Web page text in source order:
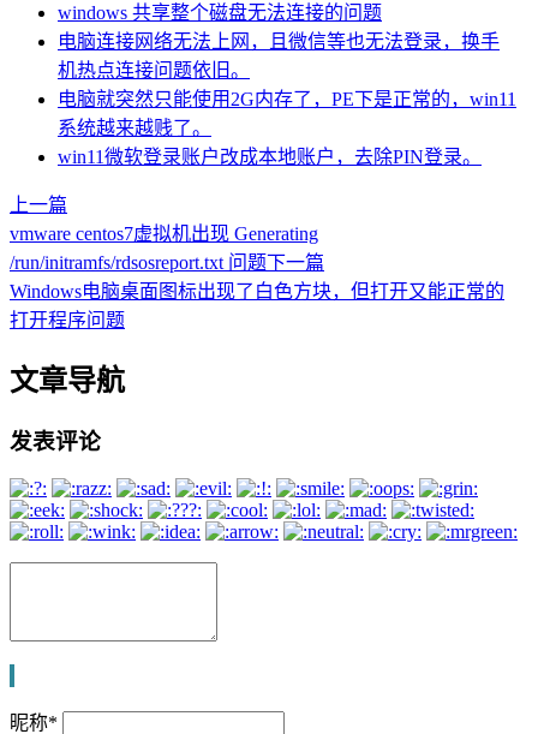
windows 共享整个磁盘无法连接的问题
电脑连接网络无法上网，且微信等也无法登录，换手
机热点连接问题依旧。
电脑就突然只能使用2G内存了，PE下是正常的，win11
系统越来越贱了。
win11微软登录账户改成本地账户，去除PIN登录。
上一篇
vmware centos7虚拟机出现 Generating
/run/initramfs/rdsosreport.txt 问题下一篇
Windows电脑桌面图标出现了白色方块，但打开又能正常的
打开程序问题
文章导航
发表评论
昵称*